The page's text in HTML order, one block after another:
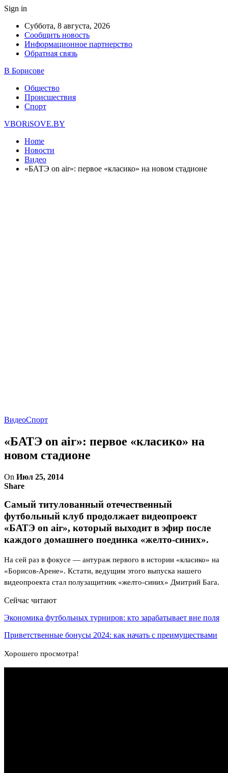
Sign in
Суббота, 8 августа, 2026
Сообщить новость
Информационное партнерство
Обратная связь
В Борисове
Общество
Происшествия
Спорт
VBORiSOVE.BY
Home
Новости
Видео
«БАТЭ on air»: первое «класико» на новом стадионе
ВидеоСпорт
«БАТЭ on air»: первое «класико» на
новом стадионе
On Июл 25, 2014
Share
Самый титулованный отечественный
футбольный клуб продолжает видеопроект
«БАТЭ on air», который выходит в эфир после
каждого домашнего поединка «желто-синих».
На сей раз в фокусе — антураж первого в истории «класико» на
«Борисов-Арене». Кстати, ведущим этого выпуска нашего
видеопроекта стал полузащитник «желто-синих» Дмитрий Бага.
Сейчас читают
Экономика футбольных турниров: кто зарабатывает вне поля
Приветственные бонусы 2024: как начать с преимуществами
Хорошего просмотра!